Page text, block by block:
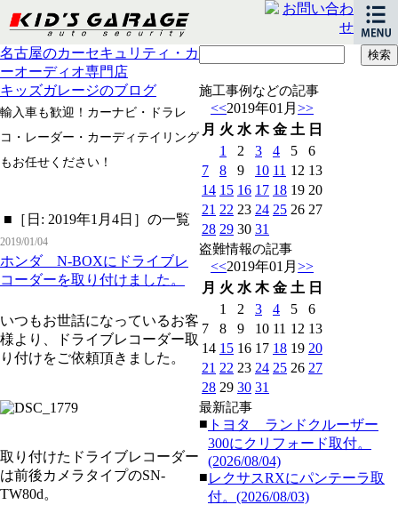
名古屋のカーセキュリティ・カ
ーオーディオ専門店
キッズガレージのブログ
輸入車も歓迎！カーナビ・ドラレ
コ・レーダー・カーディテイリング
もお任せください！
■［日: 2019年1月4日］の一覧
2019/01/04
ホンダ N-BOXにドライブレ
コーダーを取り付けました。
いつもお世話になっているお客
様より、ドライブレコーダー取
り付けをご依頼頂きました。
取り付けたドライブレコーダー
は前後カメラタイプのSN-
TW80d。
施工事例などの記事
<<2019年01月 >>
月 火 水 木 金 土 日
1
2 3 4 5
6
7
8 9 10 11 12 13
14 15 16 17 18 19 20
21 22 23 24 25 26 27
28 29 30 31
盗難情報の記事
<<2019年01月 >>
月 火 水 木 金 土 日
1
2 3 4 5
6
7
8 9 10 11 12 13
14 15 16 17 18 19 20
21 22 23 24 25 26 27
28 29 30 31
最新記事
■ トヨタ ランドクルーザー
300にクリフォード取付。
(2026/08/04)
■レクサスRXにパンテーラ取
付。(2026/08/03)